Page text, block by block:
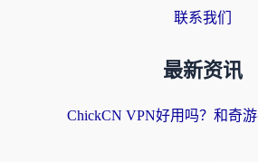
联系我们
最新资讯